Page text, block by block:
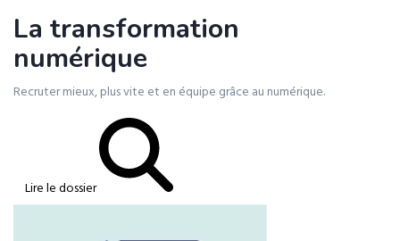
La transformation
numérique
Recruter mieux, plus vite et en équipe grâce au numérique.
Lire le dossier